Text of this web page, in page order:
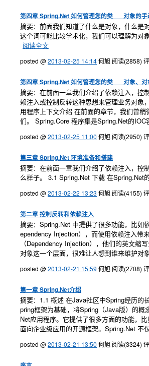
第四章 Spring.Net 如何管理您的类___对象的手
摘要：前面我们知道了什么是对象，什么是
这个词可能比较学术化，我们可以理解为对
阅读全文
posted @2013-02-25 14:14何旭 阅读(2858)
第四章 Spring.Net 如何管理您的类___对象、
摘要：在前面一章我们介绍了依赖注入，控
赖注入或控制反转这种思想来管理业务对象
用程序上下文介绍 在前面的章节，我们曾
们。 Spring.Core 程序集是Spring.Net的
posted @2013-02-25 11:00 何旭 阅读(2950)
第三章 Spring.Net 环境准备和搭建
摘要：在前面一章我们介绍了依赖注入，控
么样子。 3.1 Spring.Net 下载 在Spring.Net
posted @2013-02-22 13:23 何旭 阅读(4155)
第二章 控制反转和依赖注入
摘要：Spring.Net 中提供了很多功能，比如
ependency Injection），而使用依赖注入带
（Dependency Injection），他们的英文缩
对象这一个层面，很难让人想到谁来维护对
posted @2013-02-21 15:59 何旭 阅读(2708)
第一章 Spring.Net介绍
摘要：1.1 概述 在Java社区中Spring经历的
pring框架为基础，将Spring（Java版）的
Net应用程序。它提供了很多方面的功能，
面向企业级应用的开源框架。Spring.Net 不
posted @2013-02-21 13:50 何旭 阅读(3324)